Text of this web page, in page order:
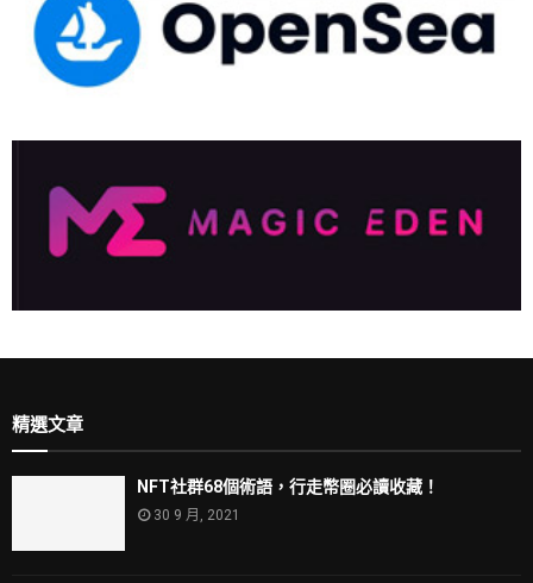
精選文章
NFT社群68個術語，行走幣圈必讀收藏！
30 9 月, 2021